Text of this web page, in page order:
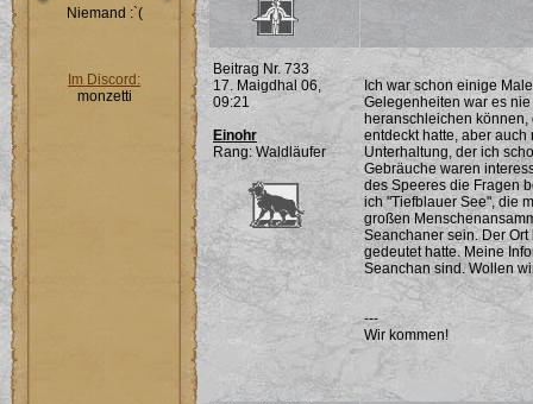
Niemand :`(
Im Discord:
monzetti
Beitrag Nr. 733
17. Maigdhal 06,
09:21
Einohr
Rang: Waldläufer
Ich war schon einige
Gelegenheiten war es
heranschleichen
entdeckt hatte, aber
Unterhaltung, der ich
Gebräuche waren
des Speeres die Fragen
ich "Tiefblauer See", die
großen
Seanchaner sein. Der
gedeutet hatte. Meine
Seanchan sind. Wollen
---
Wir kommen!